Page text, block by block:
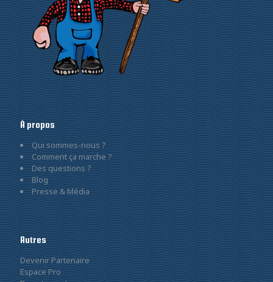
À propos
Qui sommes-nous ?
Comment ça marche ?
Des questions ?
Blog
Presse & Média
Autres
Devenir Partenaire
Espace Pro